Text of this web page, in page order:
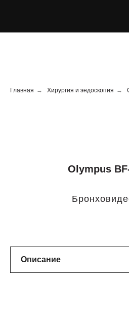
Главная → Хирургия и эндоскопия →
Olympus